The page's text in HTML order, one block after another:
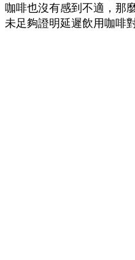
咖啡也沒有感到不適，那
未足夠證明延遲飲用咖啡